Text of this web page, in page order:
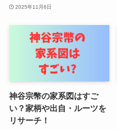
2025年11月6日
神谷宗幣の家系図はすご
い？家柄や出自・ルーツを
リサーチ！